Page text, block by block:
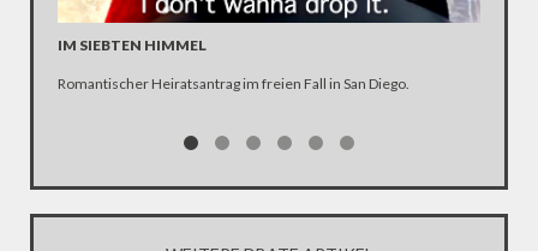
IM SIEBTEN HIMMEL
Romantischer Heiratsantrag im freien Fall in San Diego.